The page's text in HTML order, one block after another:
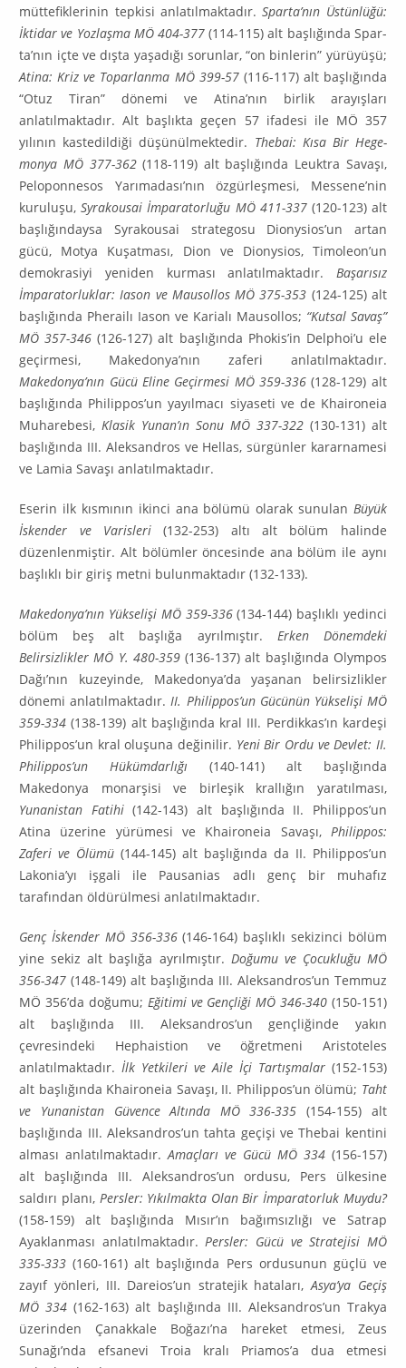
müttefiklerinin tepkisi anla­tıl­maktadır.Sparta’nın Üstünlüğü:
İktidar ve Yozlaşma MÖ 404-377 (114-115) alt başlığında Spar­
ta’nın içte ve dışta yaşadığı sorunlar, “on binlerin” yürüyüşü;
Atina: Kriz ve Toparlanma MÖ 399-57(116-117) alt başlığında
“Otuz Tiran” dönemi ve Atina’nın birlik arayışları
anlatılmaktadır. Alt başlıkta geçen 57 ifadesi ile MÖ 357
yılının kastedildiği düşünülmektedir. Thebai: Kısa Bir Hege­
monya MÖ 377-362(118-119) alt başlığında Leuktra Savaşı,
Peloponnesos Yarımadası’nın özgürleşmesi, Messene’nin
kuruluşu,Syrakousai İmparatorluğu MÖ 411-337 (120-123) alt
başlı­ğındaysa Syrakousai strategosu Dionysios’un artan
gücü, Motya Kuşatması, Dion ve Dionysios, Timoleon’un
demokrasiyi yeniden kurması anlatılmaktadır. Başarısız
İmparatorluklar: Iason ve Mau­sollos MÖ 375-353 (124-125) alt
başlığında Pherailı Iason ve Karialı Mausollos; “Kutsal Savaş”
MÖ 357-346(126-127) alt başlığında Phokis’in Delphoi’u ele
geçirmesi, Makedonya’nın zaferi anlatılmaktadır.
Makedonya’nın Gücü Eline Geçirmesi MÖ 359-336 (128-129) alt
başlı­ğında Philippos’un yayılmacı siyaseti ve de Khaironeia
Muharebesi,Klasik Yunan’ın Sonu MÖ 337-322(130-131) alt
başlığında III. Aleksandros ve Hellas, sürgünler kararnamesi
ve Lamia Savaşı anlatılmaktadır.
Eserin ilk kısmının ikinci ana bölümü olarak sunulan Büyük
İskender ve Varisleri(132-253) altı alt bölüm halinde
düzenlenmiştir. Alt bölümler öncesinde ana bölüm ile aynı
başlıklı bir giriş met­ni bulunmaktadır (132-133).
Makedonya’nın Yükselişi MÖ 359-336(134-144) başlıklı yedinci
bölüm beş alt başlığa ayrıl­mıştır. Erken Dönemdeki
Belirsizlikler MÖ Y. 480-359(136-137) alt başlığında Olympos
Dağı’nın kuzeyinde, Makedonya’da yaşanan belirsizlikler
dönemi anlatılmaktadır.II. Philippos’un Gücünün Yükselişi MÖ
359-334 (138-139) alt başlığında kral III. Perdikkas’ın kardeşi
Philippos’un kral oluşuna değinilir. Yeni Bir Ordu ve Devlet: II.
Philippos’un Hükümdarlığı (140-141) alt başlığında
Makedonya monarşisi ve birleşik krallığın yaratılması,
Yunanistan Fatihi(142-143) alt başlığında II. Philippos’un
Atina üzerine yürümesi ve Khaironeia Savaşı, Philippos:
Zaferi ve Ölümü (144-145) alt başlığında da II. Philippos’un
Lakonia’yı işgali ile Pausanias adlı genç bir muhafız
tarafından öldürülmesi anlatılmaktadır.
Genç İskender MÖ 356-336(146-164) başlıklı sekizinci bölüm
yine sekiz alt başlığa ayrılmıştır. Doğumu ve Çocukluğu MÖ
356-347(148-149) alt başlığında III. Aleksandros’un Temmuz
MÖ 356’da doğumu; Eğitimi ve Gençliği MÖ 346-340 (150-151)
alt başlığında III. Aleksandros’un gençliğinde yakın
çevresindeki Hephaistion ve öğretmeni Aristoteles
anlatılmaktadır.İlk Yetkileri ve Aile İçi Tartışmalar(152-153)
alt başlığında Khaironeia Savaşı, II. Philippos’un ölümü; Taht
ve Yunanistan Güvence Altında MÖ 336-335(154-155) alt
başlığında III. Aleksandros’un tahta geçişi ve Thebai kentini
alması anlatılmaktadır.Amaçları ve Gücü MÖ 334 (156-157)
alt başlığında III. Aleksandros’un ordusu, Pers ülkesine
saldırı planı, Persler: Yıkılmakta Olan Bir İmparatorluk Muy­du?
(158-159) alt başlığında Mısır’ın bağımsızlığı ve Satrap
Ayaklanması anlatılmaktadır.Persler: Gücü ve Stratejisi MÖ
335-333 (160-161) alt başlığında Pers ordusunun güçlü ve
zayıf yönleri, III. Dareios’un stratejik hataları,Asya’ya Geçiş
MÖ 334 (162-163) alt başlığında III. Aleks­andros’un Trakya
üzerinden Çanakkale Boğazı’na hareket etmesi, Zeus
Sunağı’nda efsanevi Troia kralı Priamos’a dua etmesi